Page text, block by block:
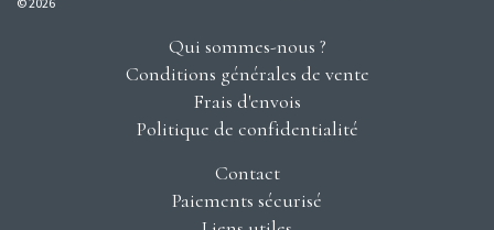
Qui sommes-nous ?
Conditions générales de vente
Frais d'envois
Politique de confidentialité
Contact
Paiements sécurisé